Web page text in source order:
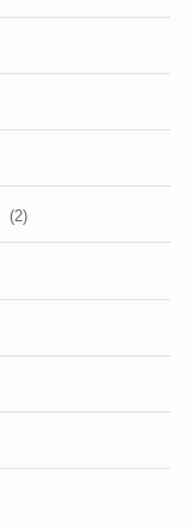
(2)